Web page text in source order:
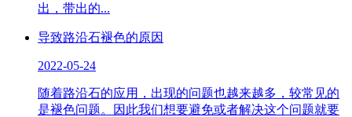
出，带出的...
导致路沿石褪色的原因
2022-05-24
随着路沿石的应用，出现的问题也越来越多，较常见的
是褪色问题。因此我们想要避免或者解决这个问题就要